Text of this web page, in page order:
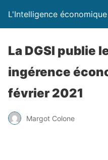
L'Intelligence économique
La DGSI publie
ingérence
février 2021
Margot Colone